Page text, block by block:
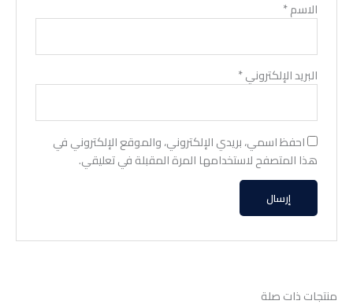
الاسم*
البريد الإلكتروني*
احفظ اسمي، بريدي الإلكتروني، والموقع الإلكتروني في
هذا المتصفح لاستخدامها المرة المقبلة في تعليقي.
منتجات ذات صلة